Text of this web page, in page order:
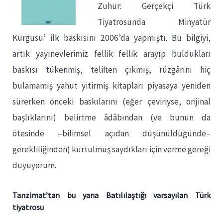
Zuhur: Gerçekçi Türk
Tiyatrosunda Minyatür
Kurgusu’ ilk baskısını 2006’da yapmıştı. Bu bilgiyi,
artık yayınevlerimiz fellik fellik arayıp buldukları
baskısı tükenmiş, teliften çıkmış, rüzgârını hiç
bulamamış yahut yitirmiş kitapları piyasaya yeniden
sürerken önceki baskılarını (eğer çeviriyse, orijinal
başlıklarını) belirtme âdâbından (ve bunun da
ötesinde –bilimsel açıdan düşünüldüğünde–
gerekliliğinden) kurtulmuş saydıkları için verme gereği
duyuyorum.
Tanzimat’tan bu yana Batılılaştığı varsayılan Türk
tiyatrosu